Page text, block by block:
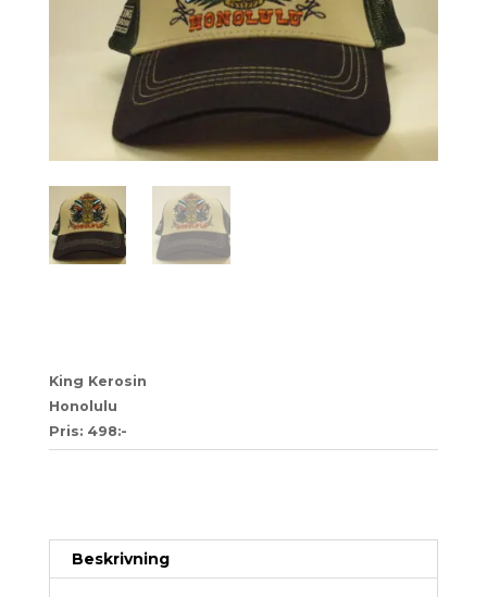
King Kerosin
Honolulu
Pris: 498:-
Beskrivning